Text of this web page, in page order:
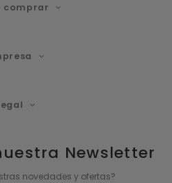
comprar
Newsletter
novedades y ofertas?